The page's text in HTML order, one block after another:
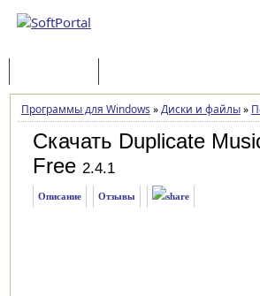
Программы для Windows »Диски и файлы»
Скачать Duplicate
Free 2.4.1
Описание Отзывы